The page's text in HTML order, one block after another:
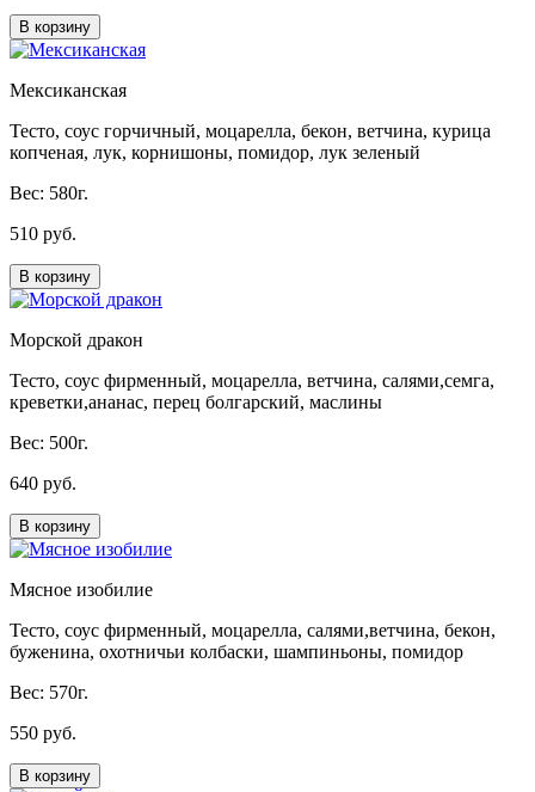
В корзину
Мексиканская
Тесто, соус горчичный, моцарелла, бекон, ветчина, курица
копченая, лук, корнишоны, помидор, лук зеленый
Вес: 580г.
510 руб.
В корзину
Морской дракон
Тесто, соус фирменный, моцарелла, ветчина, салями,семга,
креветки,ананас, перец болгарский, маслины
Вес: 500г.
640 руб.
В корзину
Мясное изобилие
Тесто, соус фирменный, моцарелла, салями,ветчина, бекон,
буженина, охотничьи колбаски, шампиньоны, помидор
Вес: 570г.
550 руб.
В корзину